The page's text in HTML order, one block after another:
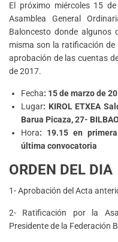
El próximo miércoles 15
Asamblea General
Baloncesto donde algunos
misma son la ratificación de
aprobación de las cuentas
de 2017.
Fecha: 15 de marzo de
Lugar: KIROL ETXEA
Barua Picaza, 27- BILBAO
Hora: 19.15 en
última convocatoria
ORDEN DEL DIA
1- Aprobación del Acta
2- Ratificación por la
Presidente de la Federación